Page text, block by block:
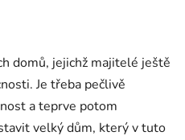
domů, jejichž majitelé ještě
Je třeba pečlivě
a teprve potom
velký dům, který v tuto